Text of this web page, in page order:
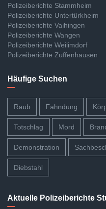
Polizeiberichte Stammheim
Polizeiberichte Untertürkheim
Polizeiberichte Vaihingen
Polizeiberichte Wangen
Polizeiberichte Weilimdorf
Polizeiberichte Zuffenhausen
Häufige Suchen
Raub Fahndung
Totschlag Mord
Demonstration
Diebstahl
Aktuelle Polizeiberichte